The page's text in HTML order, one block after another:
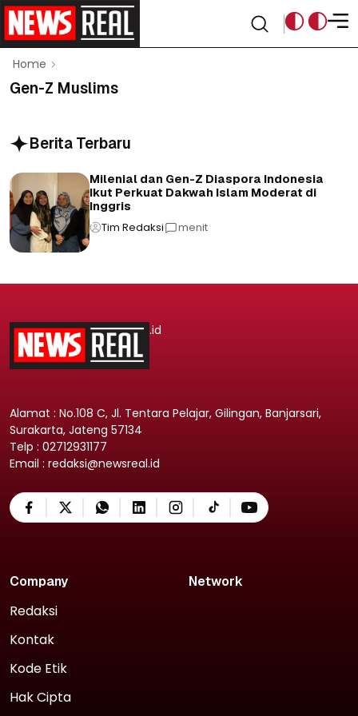
Home
Gen-Z Muslims
Berita Terbaru
Milenial dan Gen-Z Diaspora Indonesia
Ikut Perkuat Dakwah Islam Moderat di
Inggris
Tim Redaksi menit
.id
Alamat : No.108 C, Jl. Tentara Pelajar, Gilingan, Banjarsari,
Surakarta, Jateng 57134
Telp : 02712931177
Email : redaksi@newsreal.id
Company
Redaksi
Kontak
Kode Etik
Hak Cipta
Network